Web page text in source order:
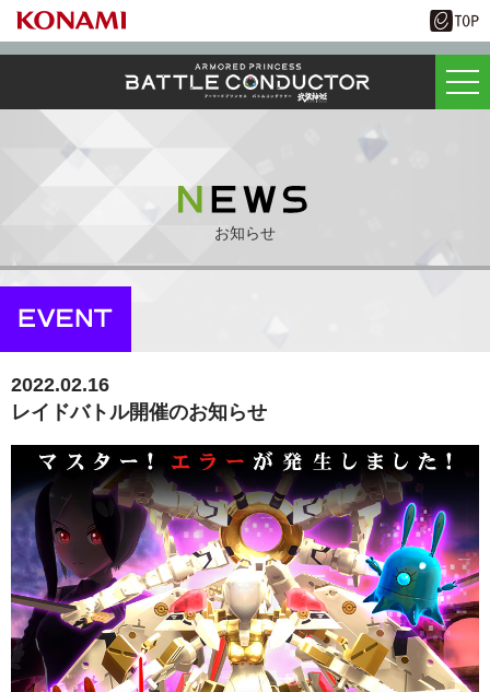
お知らせ
2022.02.16
レイドバトル開催のお知らせ